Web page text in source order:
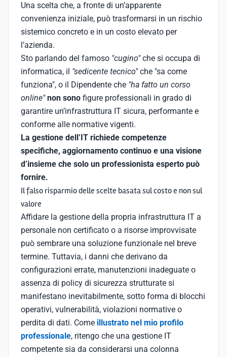
Una scelta che, a fronte di un’apparente
convenienza iniziale, può trasformarsi in un rischio
sistemico concreto e in un costo elevato per
l’azienda.
Sto parlando del famoso "cugino"che si occupa di
informatica, il "sedicente tecnico"che "sa come
funziona", o il Dipendente che "ha fatto un corso
online" non sono figure professionali in grado di
garantire un’infrastruttura IT sicura, performante e
conforme alle normative vigenti.
La gestione dell’IT richiede competenze
specifiche, aggiornamento continuo e una visione
d’insieme che solo un professionista esperto può
fornire.
Il falso risparmio delle scelte basata sul costo e non sul
valore
Affidare la gestione della propria infrastruttura IT a
personale non certificato o a risorse improvvisate
può sembrare una soluzione funzionale nel breve
termine. Tuttavia, i danni che derivano da
configurazioni errate, manutenzioni inadeguate o
assenza di policy di sicurezza strutturate si
manifestano inevitabilmente, sotto forma di blocchi
operativi, vulnerabilità, violazioni normative o
perdita di dati. Come illustrato nel mio profilo
professionale, ritengo che una gestione IT
competente sia da considerarsi una colonna